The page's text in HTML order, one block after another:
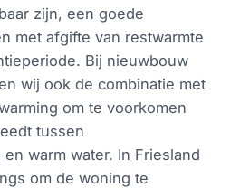
zijn, een goede
met afgifte van restwarmte
Bij nieuwbouw
wij ook de combinatie met
om te voorkomen
tussen
warm water. In Friesland
om de woning te